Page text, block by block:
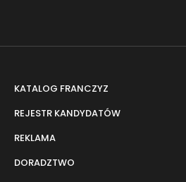
KATALOG FRANCZYZ
REJESTR KANDYDATÓW
REKLAMA
DORADZTWO